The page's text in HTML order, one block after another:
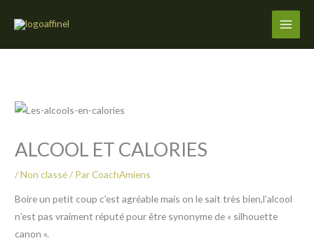
ALCOOL ET CALORIES
/Non classé/ ParCoachAmiens
Boire un petit coup c’est agréable mais on le sait très bien,l’alcool
n’est pas vraiment réputé pour être synonyme de « silhouette
canon ».